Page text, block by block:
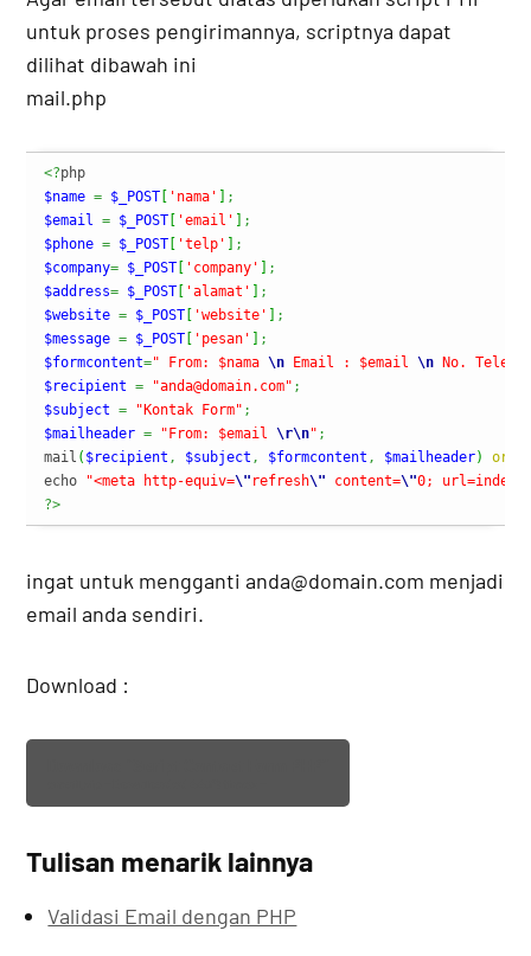
untuk proses pengirimannya, scriptnya dapat
dilihat dibawah ini
mail.php
<?
$name = $_POST [ 'nama' ] ;
$email
= $_POST [ 'email' ] ;
$phone = $_POST [ 'telp' ] ;
$company= $_POST [ 'company' ] ;
$address= $_POST [ 'alamat' ] ;
$website = $_POST [ 'website' ] ;
$message = $_POST [ 'pesan' ] ;
$formcontent=" From: $nama \n Email : $email \n No.
$recipient
= "anda@domain.com" ;
$subject
= "Kontak Form" ;
$mailheader = "From: $email \r\n" ;
mail ( $recipient , $subject , $formcontent , $mailheader) or
echo
"<meta http-equiv=\" refresh\" content=\"0;
?>
ingat untuk mengganti anda@domain.com menjadi
email anda sendiri.
Download :
Tulisan menarik lainnya
Validasi Email dengan PHP